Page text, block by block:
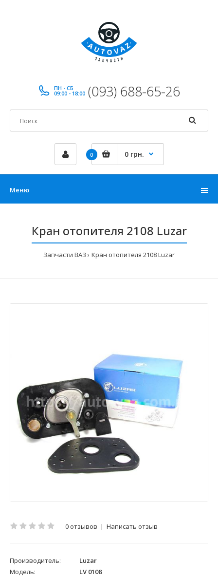
ПН - СБ
09:00 - 18:00 (093) 688-65-26
0 0 грн.
Меню
Кран отопителя 2108 Luzar
Запчасти ВАЗ Кран отопителя 2108 Luzar
0 отзывов | Написать отзыв
Производитель:
Luzar
Модель:
LV 0108